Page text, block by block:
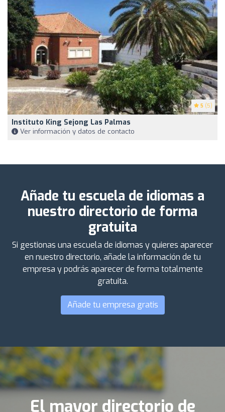
5 (5)
Instituto King Sejong Las Palmas
Ver información y datos de contacto
Añade tu escuela de idiomas a
nuestro directorio de forma
gratuita
Si gestionas una escuela de idiomas y quieres aparecer
en nuestro directorio, añade la información de tu
empresa y podrás aparecer de forma totalmente
gratuita.
Añade tu empresa gratis
El mayor directorio de